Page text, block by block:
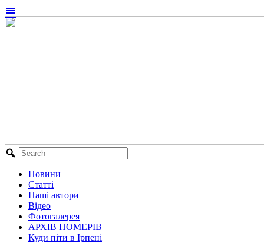
Новини
Статті
Наші автори
Відео
Фотогалерея
АРХІВ НОМЕРІВ
Куди піти в Ірпені